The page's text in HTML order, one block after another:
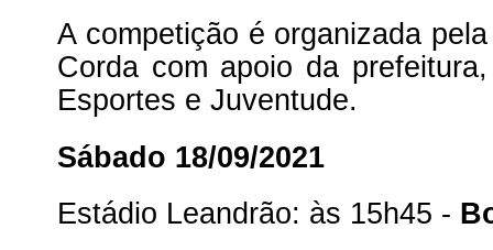
A competição é organizada
Corda com apoio da
Esportes e Juventude.
Sábado 18/09/2021
Estádio Leandrão: às 15h45 -